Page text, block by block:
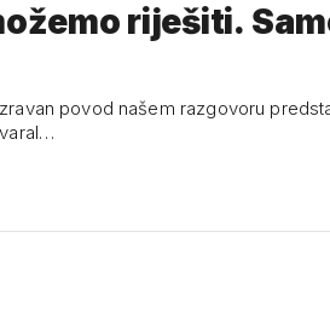
riješiti.
povod našem razgovoru